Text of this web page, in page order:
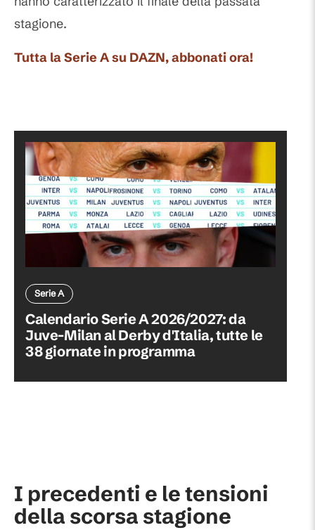
stagione.
Tutta la Serie A su DAZN, abbonati ora!
Serie A
Calendario Serie A 2026/2027: da
Juve-Milan al Derby d'Italia, tutte le
38 giornate in programma
I precedenti e le tensioni
della scorsa stagione